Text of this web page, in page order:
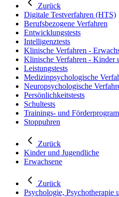
Zurück
Digitale Testverfahren (HTS)
Berufsbezogene Verfahren
Entwicklungstests
Intelligenztests
Klinische Verfahren -
Klinische Verfahren - Kinder
Leistungstests
Medizinpsychologische
Neuropsychologische
Persönlichkeitstests
Schultests
Trainings- und
Stoppuhren
Zurück
Kinder und Jugendliche
Erwachsene
Zurück
Psychologie, Psychotherapie